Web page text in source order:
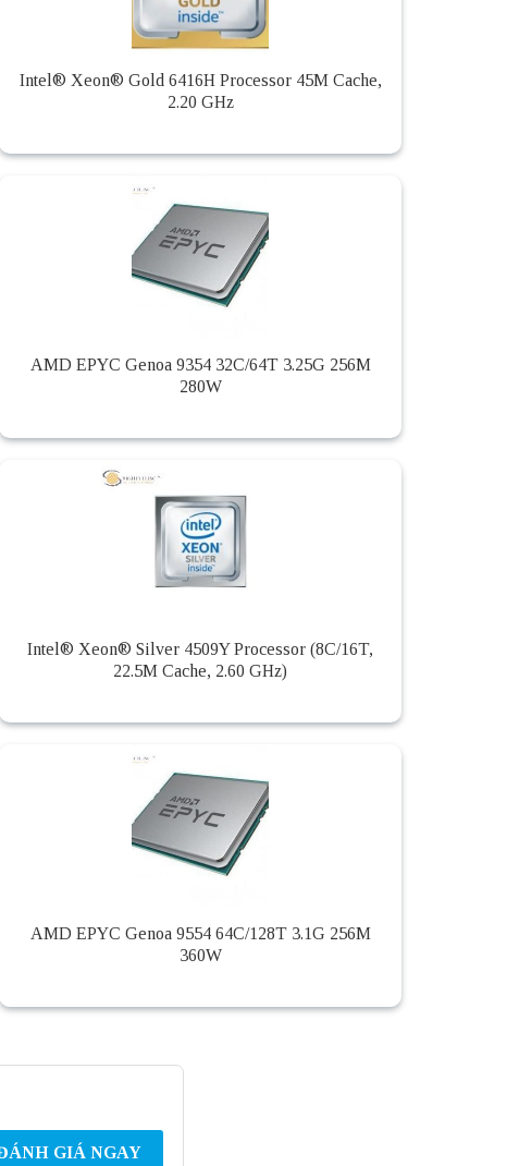
Intel® Xeon® Gold 6416H Processor 45M Cache,
2.20 GHz
AMD EPYC Genoa 9354 32C/64T 3.25G 256M
280W
Intel® Xeon® Silver 4509Y Processor (8C/16T,
22.5M Cache, 2.60 GHz)
AMD EPYC Genoa 9554 64C/128T 3.1G 256M
360W
GIÁ NGAY